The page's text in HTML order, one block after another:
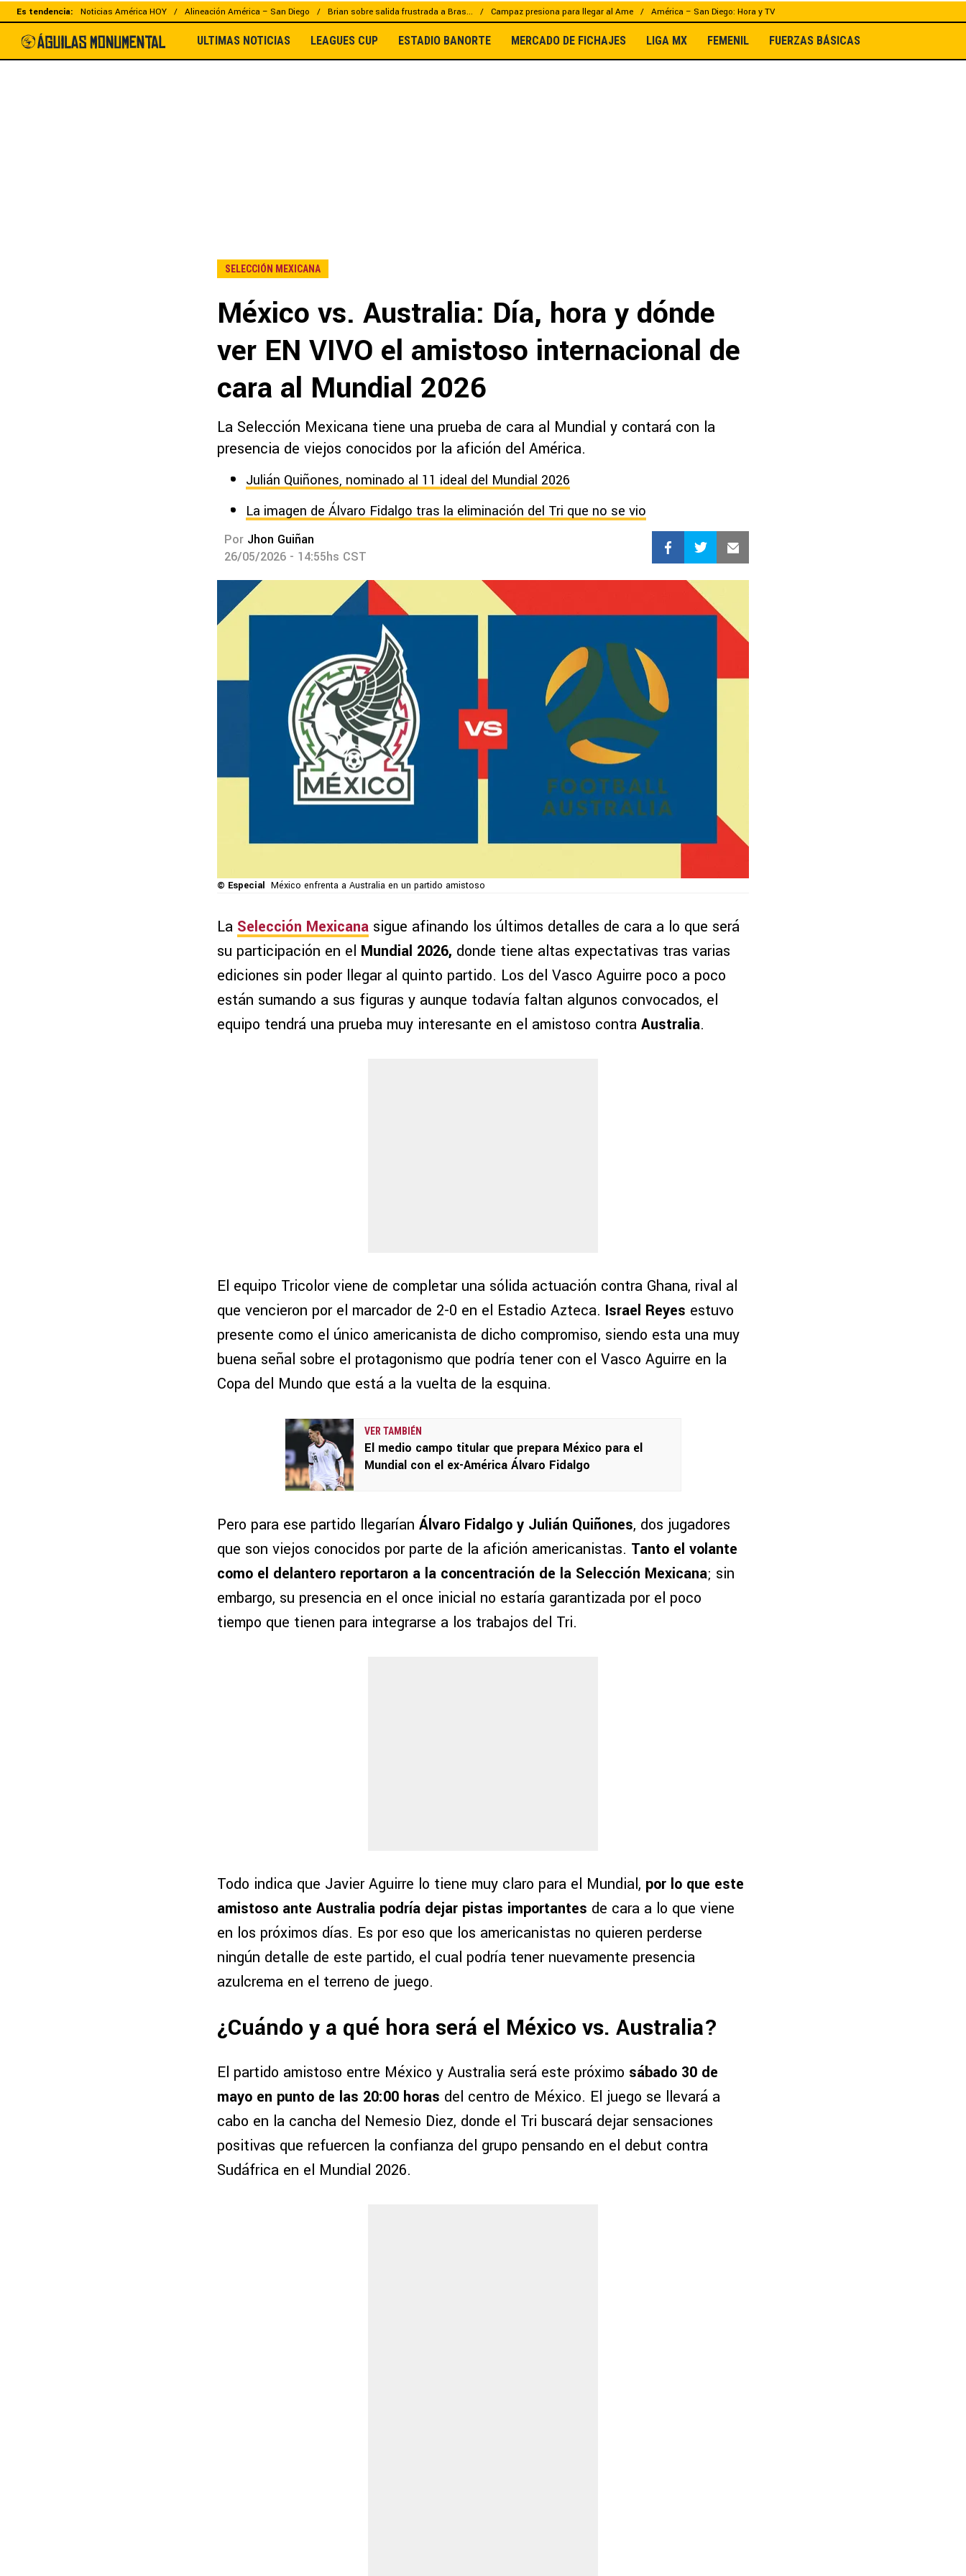
Es tendencia: Noticias América HOY Alineación América – San Diego Brian sobre salida frustrada a Bras... Campaz presiona para llegar al Ame América – San Diego: Hora y TV
ULTIMAS NOTICIAS LEAGUES CUP ESTADIO BANORTE MERCADO DE FICHAJES LIGA MX FEMENIL FUERZAS BÁSICAS
SELECCIÓN MEXICANA
México vs. Australia: Día, hora y dónde
ver EN VIVO el amistoso internacional de
cara al Mundial 2026
La Selección Mexicana tiene una prueba de cara al Mundial y contará con la
presencia de viejos conocidos por la afición del América.
Julián Quiñones, nominado al 11 ideal del Mundial 2026
La imagen de Álvaro Fidalgo tras la eliminación del Tri que no se vio
Por Jhon Guiñan
26/05/2026 - 14:55hs CST
© Especial México enfrenta a Australia en un partido amistoso
La Selección Mexicana sigue afinando los últimos detalles de cara a lo que será
su participación en el Mundial 2026, donde tiene altas expectativas tras varias
ediciones sin poder llegar al quinto partido. Los del Vasco Aguirre poco a poco
están sumando a sus figuras y aunque todavía faltan algunos convocados, el
equipo tendrá una prueba muy interesante en el amistoso contra Australia.
El equipo Tricolor viene de completar una sólida actuación contra Ghana, rival al
que vencieron por el marcador de 2-0 en el Estadio Azteca. Israel Reyes estuvo
presente como el único americanista de dicho compromiso, siendo esta una muy
buena señal sobre el protagonismo que podría tener con el Vasco Aguirre en la
Copa del Mundo que está a la vuelta de la esquina.
VER TAMBIÉN
El medio campo titular que prepara México para el
Mundial con el ex-América Álvaro Fidalgo
Pero para ese partido llegarían Álvaro Fidalgo y Julián Quiñones, dos jugadores
que son viejos conocidos por parte de la afición americanistas. Tanto el volante
como el delantero reportaron a la concentración de la Selección Mexicana; sin
embargo, su presencia en el once inicial no estaría garantizada por el poco
tiempo que tienen para integrarse a los trabajos del Tri.
Todo indica que Javier Aguirre lo tiene muy claro para el Mundial, por lo que este
amistoso ante Australia podría dejar pistas importantes de cara a lo que viene
en los próximos días. Es por eso que los americanistas no quieren perderse
ningún detalle de este partido, el cual podría tener nuevamente presencia
azulcrema en el terreno de juego.
¿Cuándo y a qué hora será el México vs. Australia?
El partido amistoso entre México y Australia será este próximo sábado 30 de
mayo en punto de las 20:00 horas del centro de México. El juego se llevará a
cabo en la cancha del Nemesio Diez, donde el Tri buscará dejar sensaciones
positivas que refuercen la confianza del grupo pensando en el debut contra
Sudáfrica en el Mundial 2026.